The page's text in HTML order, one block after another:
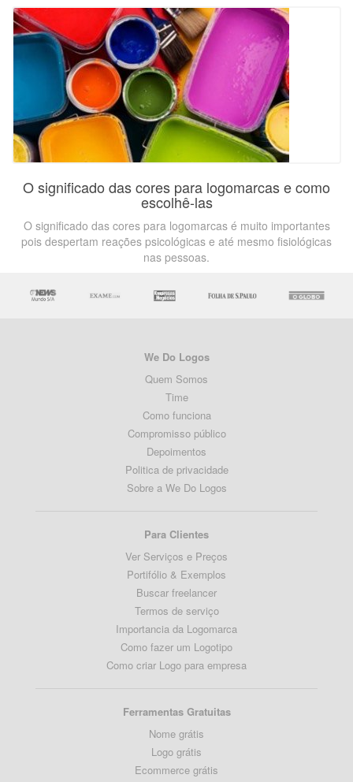
O significado das cores para logomarcas e como
escolhê-las
O significado das cores para logomarcas é muito importantes
pois despertam reações psicológicas e até mesmo fisiológicas
nas pessoas.
We Do Logos
Quem Somos
Time
Como funciona
Compromisso público
Depoimentos
Politica de privacidade
Sobre a We Do Logos
Para Clientes
Ver Serviços e Preços
Portifólio & Exemplos
Buscar freelancer
Termos de serviço
Importancia da Logomarca
Como fazer um Logotipo
Como criar Logo para empresa
Ferramentas Gratuitas
Nome grátis
Logo grátis
Ecommerce grátis